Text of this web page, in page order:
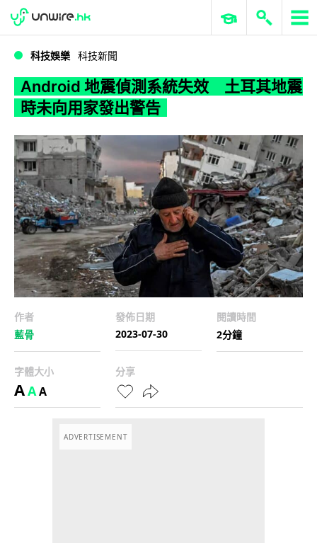
WWDC 2026 ERP 與商業 AI
科技娛樂 科技新聞
Android 地震偵測系統失效 土耳其地震
時未向用家發出警告
作者
藍骨
發佈日期
2023-07-30
閱讀時間
2分鐘
字體大小
AAA
分享
ADVERTISEMENT